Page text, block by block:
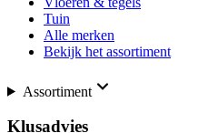
Tuin
Alle merken
Bekijk het assortiment
Assortiment
Klusadvies